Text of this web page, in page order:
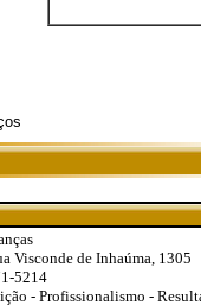
Visconde de Inhaúma, 1305
5214
- Profissionalismo -